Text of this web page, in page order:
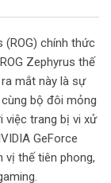
(ROG) chính thức
Zephyrus thế
mắt này là sự
bộ đôi mỏng
việc trang bị vi xử
GeForce
vị thế tiên phong,